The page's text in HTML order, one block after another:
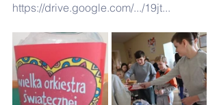
https://drive.google.com/.../19jt...